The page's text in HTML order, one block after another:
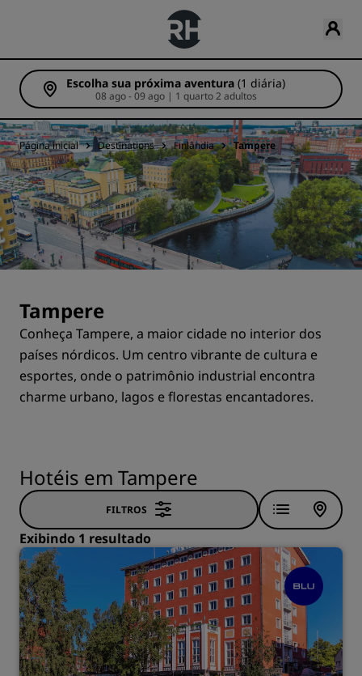
Escolha sua próxima aventura (1 diária)
08 ago - 09 ago | 1 quarto 2 adultos
Página inicial Destinations Finlândia Tampere
Tampere
Conheça Tampere, a maior cidade no interior dos
países nórdicos. Um centro vibrante de cultura e
esportes, onde o patrimônio industrial encontra
charme urbano, lagos e florestas encantadores.
Hotéis em Tampere
FILTROS
Exibindo 1 resultado